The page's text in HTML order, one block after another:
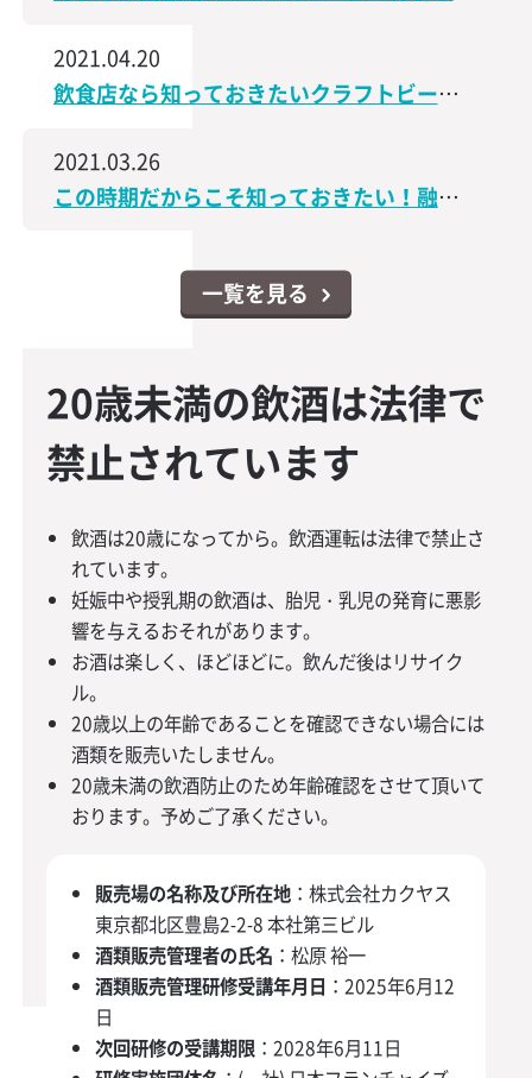
2021.04.20
飲食店なら知っておきたいクラフトビールの世界│飲食店なんでもスクエア
2021.03.26
この時期だからこそ知っておきたい！融資・資金調達に関するコンテンツをアップしました│飲食店なんでもスクエア
一覧を見る
20歳未満の飲酒は法律で
禁止されています
飲酒は20歳になってから。飲酒運転は法律で禁止さ
れています。
妊娠中や授乳期の飲酒は、胎児・乳児の発育に悪影
響を与えるおそれがあります。
お酒は楽しく、ほどほどに。飲んだ後はリサイク
ル。
20歳以上の年齢であることを確認できない場合には
酒類を販売いたしません。
20歳未満の飲酒防止のため年齢確認をさせて頂いて
おります。予めご了承ください。
販売場の名称及び所在地：株式会社カクヤス
東京都北区豊島2-2-8 本社第三ビル
酒類販売管理者の氏名 ：松原 裕一
酒類販売管理研修受講年月日 ：2025年6月12
日
次回研修の受講期限：2028年6月11日